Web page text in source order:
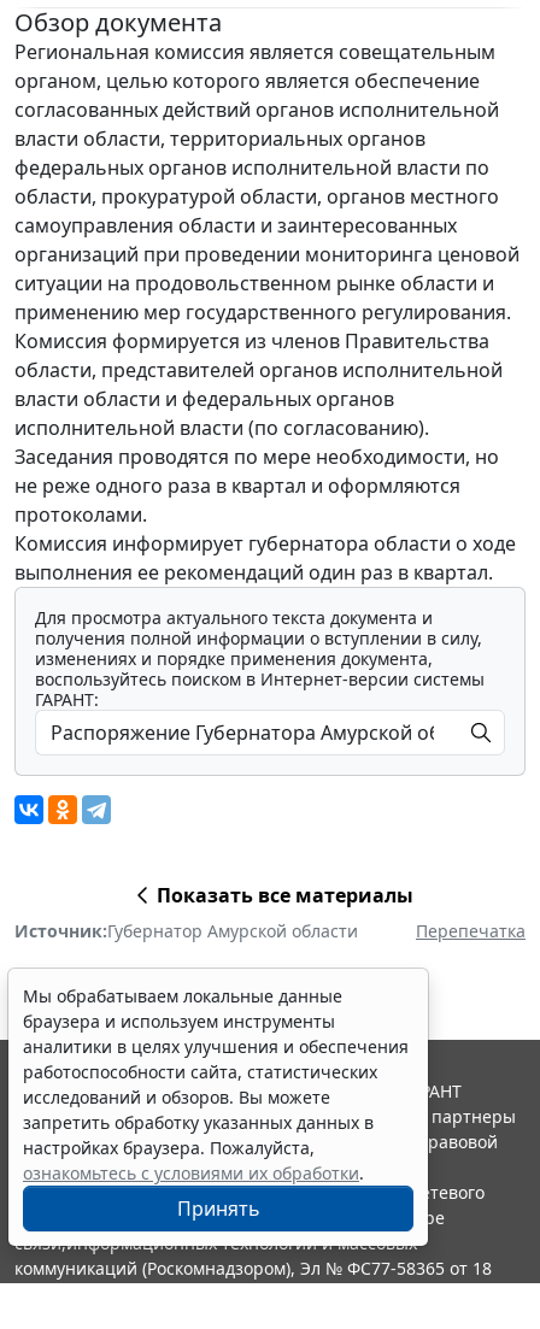
Обзор документа
Региональная комиссия является совещательным
органом, целью которого является обеспечение
согласованных действий органов исполнительной
власти области, территориальных органов
федеральных органов исполнительной власти по
области, прокуратурой области, органов местного
самоуправления области и заинтересованных
организаций при проведении мониторинга ценовой
ситуации на продовольственном рынке области и
применению мер государственного регулирования.
Комиссия формируется из членов Правительства
области, представителей органов исполнительной
власти области и федеральных органов
исполнительной власти (по согласованию).
Заседания проводятся по мере необходимости, но
не реже одного раза в квартал и оформляются
протоколами.
Комиссия информирует губернатора области о ходе
выполнения ее рекомендаций один раз в квартал.
Для просмотра актуального текста документа и
получения полной информации о вступлении в силу,
изменениях и порядке применения документа,
воспользуйтесь поиском в Интернет-версии системы
ГАРАНТ:
Показать все материалы
Источник:Губернатор Амурской области Перепечатка
Мы обрабатываем локальные данные
браузера и используем инструменты
аналитики в целях улучшения и обеспечения
работоспособности сайта, статистических
исследований и обзоров. Вы можете
запретить обработку указанных данных в
настройках браузера. Пожалуйста,
ознакомьтесь с условиями их обработки.
Принять
© ООО "НПП "ГАРАНТ-СЕРВИС", 2026. Система ГАРАНТ
выпускается с 1990 года. Компания "Гарант" и ее партнеры
являются участниками Российской ассоциации правовой
информации ГАРАНТ.
Портал ГАРАНТ.РУ зарегистрирован в качестве сетевого
издания Федеральной службой по надзору в сфере
связи,информационных технологий и массовых
коммуникаций (Роскомнадзором), Эл № ФС77-58365 от 18